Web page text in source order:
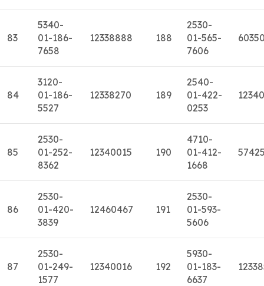
83
5340-
01-186-
7658
12338888 188
2530-
01-565-
7606
84
3120-
01-186-
5527
12338270 189
2540-
01-422-
0253
85
2530-
01-252-
8362
12340015 190
4710-
01-412-
1668
86
2530-
01-420-
3839
12460467 191
2530-
01-593-
5606
87
2530-
01-249-
1577
12340016 192
5930-
01-183-
6637